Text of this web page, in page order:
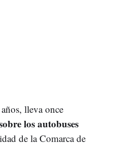
lleva once
los autobuses
de la Comarca de